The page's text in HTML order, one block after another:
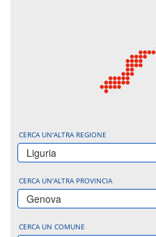
CERCA UN'ALTRA REGIONE
Liguria
CERCA UN'ALTRA PROVINCIA
Genova
CERCA UN COMUNE